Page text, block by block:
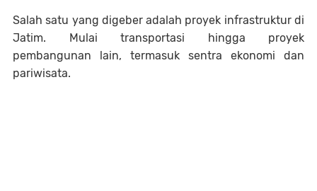
Salah satu yang digeber adalah proyek infrastruktur di
Jatim. Mulai transportasi hingga proyek
pembangunan lain, termasuk sentra ekonomi dan
pariwisata.